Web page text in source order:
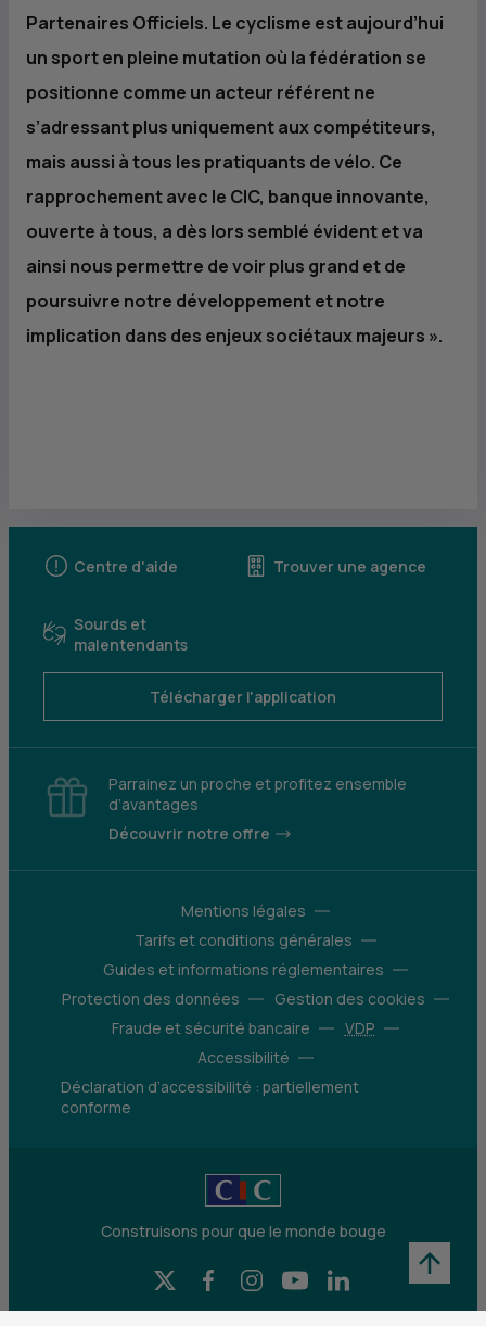
Partenaires Officiels. Le cyclisme est aujourd’hui
un sport en pleine mutation où la fédération se
positionne comme un acteur référent ne
s’adressant plus uniquement aux compétiteurs,
mais aussi à tous les pratiquants de vélo. Ce
rapprochement avec le CIC, banque innovante,
ouverte à tous, a dès lors semblé évident et va
ainsi nous permettre de voir plus grand et de
poursuivre notre développement et notre
implication dans des enjeux sociétaux majeurs ».
Centre d'aide Trouver une agence
Sourds et
malentendants
Télécharger l'application
Parrainez un proche et profitez ensemble
d’avantages
Découvrir notre offre
Mentions légales
Tarifs et conditions générales
Guides et informations réglementaires
Protection des données
Gestion des cookies
Fraude et sécurité bancaire
VDP
Accessibilité
Déclaration d’accessibilité : partiellement
conforme
Construisons pour que le monde bouge
X (Twitter) - CIC
Facebook - CIC
Instagram - CIC
YouTube - CICLinkedIn - CIC